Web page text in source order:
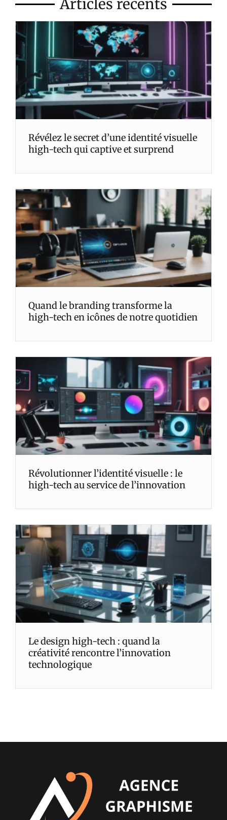
Articles récents
Révélez le secret d’une identité visuelle
high-tech qui captive et surprend
Quand le branding transforme la
high-tech en icônes de notre quotidien
Révolutionner l’identité visuelle : le
high-tech au service de l’innovation
Le design high-tech : quand la
créativité rencontre l’innovation
technologique